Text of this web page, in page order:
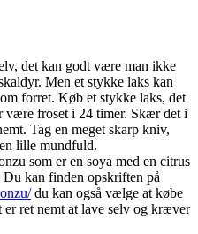
det kan godt være man ikke
Men et stykke laks kan
forret. Køb et stykke laks, det
være froset i 24 timer. Skær det i
Tag en meget skarp kniv,
lille mundfuld.
som er en soya med en citrus
kan finden opskriften på
du kan også vælge at købe
er ret nemt at lave selv og kræver